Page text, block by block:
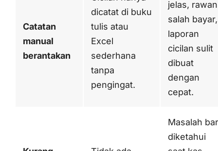
Catatan
manual
berantakan
dicatat di buku
tulis atau
Excel
sederhana
tanpa
pengingat.
jelas, rawan
salah bayar,
laporan
cicilan sulit
dibuat
dengan
cepat.
Masalah
diketahui